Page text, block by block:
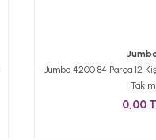
Jumbo 4200 84 Parça 12
Takım
0,00